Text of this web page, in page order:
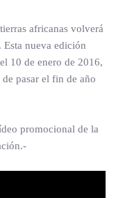
africanas volverá
Esta nueva edición
10 de enero de 2016,
pasar el fin de año
promocional de la